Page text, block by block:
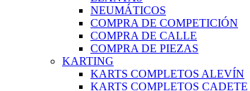
NEUMÁTICOS
COMPRA DE COMPETICIÓN
COMPRA DE CALLE
COMPRA DE PIEZAS
KARTING
KARTS COMPLETOS ALEVÍN
KARTS COMPLETOS CADETE